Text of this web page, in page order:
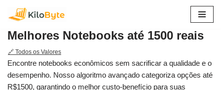
para
o
conteúdo
Melhores Notebooks até 1500 reais
🔗 Todos os Valores
Encontre notebooks econômicos sem sacrificar a qualidade e o
desempenho. Nosso algoritmo avançado categoriza opções até
R$1500, garantindo o melhor custo-benefício para suas